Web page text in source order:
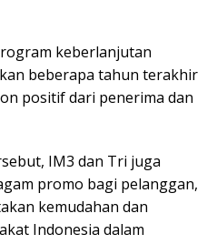
keberlanjutan
beberapa tahun terakhir
positif dari penerima dan
IM3 dan Tri juga
promo bagi pelanggan,
kemudahan dan
Indonesia dalam